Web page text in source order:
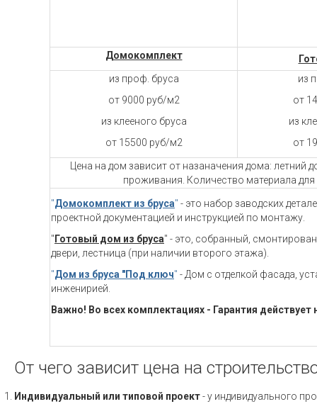
Домокомплект
из проф. бруса
от 9000 руб/м2
из клееного бруса
от 15500 руб/м2
из
от
из
от
Цена на дом зависит от назаначения дома:
проживания. Количество материала
"Домокомплект из бруса" - это набор заводских
проектной документацией и инструкцией по монтажу.
" Готовый дом из бруса" - это, собранный,
двери, лестница (при наличии второго этажа).
"Дом из бруса "Под ключ" - Дом с отделкой фасада,
инженирией.
Важно! Во всех комплектациях - Гарантия действует
От чего зависит цена на
Индивидуальный или типовой проект- у индивидуального